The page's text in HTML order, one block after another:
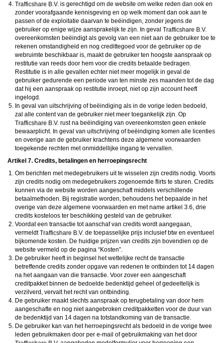
is gerechtigd om de website om welke reden dan ook en
zonder voorafgaande kennisgeving en op welk moment dan ook aan te
passen of de exploitatie daarvan te beëindigen, zonder jegens de
gebruiker op enige wijze aansprakelijk te zijn. In geval
overeenkomsten beëindigt als gevolg van een niet aan de gebruiker toe te
rekenen omstandigheid en nog credittegoed voor de gebruiker op de
webruimte beschikbaar is, maakt de gebruiker ten hoogste aanspraak op
restitutie van reeds door hem voor die credits betaalde bedragen.
Restitutie is in alle gevallen echter niet meer mogelijk in geval de
gebruiker gedurende een periode van ten minste zes maanden tot de dag
dat hij een aanspraak op restitutie inroept, niet op zijn account heeft
ingelogd.
In geval van uitschrijving of beëindiging als in de vorige leden bedoeld,
zal alle content van de gebruiker niet meer toegankelijk zijn. Op
rust na beëindiging van overeenkomsten geen enkele
bewaarplicht. In geval van uitschrijving of beëindiging komen alle licenties
en overige aan de gebruiker krachtens deze algemene voorwaarden
toegekende rechten met onmiddellijke ingang te vervallen.
Artikel 7. Credits, betalingen en herroepingsrecht
Om berichten met medegebruikers uit te wisselen zijn credits nodig. Voorts
zijn credits nodig om medegebruikers zogenoemde flirts te sturen. Credits
kunnen via de website worden aangeschaft middels verschillende
betaalmethoden. Bij registratie worden, behoudens het bepaalde in het
overige van deze algemene voorwaarden en met name artikel 3.6, drie
credits kosteloos ter beschikking gesteld van de gebruiker.
Voordat een transactie tot aanschaf van credits wordt aangegaan,
vermeldt
de toepasselijke prijs inclusief btw en eventueel
bijkomende kosten. De huidige prijzen van credits zijn bovendien op de
website vermeld op de pagina “Kosten”.
De gebruiker heeft in beginsel het wettelijke recht de transactie
betreffende credits zonder opgave van redenen te ontbinden tot 14 dagen
na het aangaan van die transactie. Voor zover een aangeschaft
creditpakket binnen de bedoelde bedenktijd geheel of gedeeltelijk is
verzilverd, vervalt het recht van ontbinding.
De gebruiker maakt slechts aanspraak op terugbetaling van door hem
aangeschafte en nog niet aangebroken creditpakketten voor de duur van
de bedenktijd van 14 dagen na totstandkoming van de transactie.
De gebruiker kan van het herroepingsrecht als bedoeld in de vorige twee
leden gebruikmaken door per e-mail of gebruikmaking van het door